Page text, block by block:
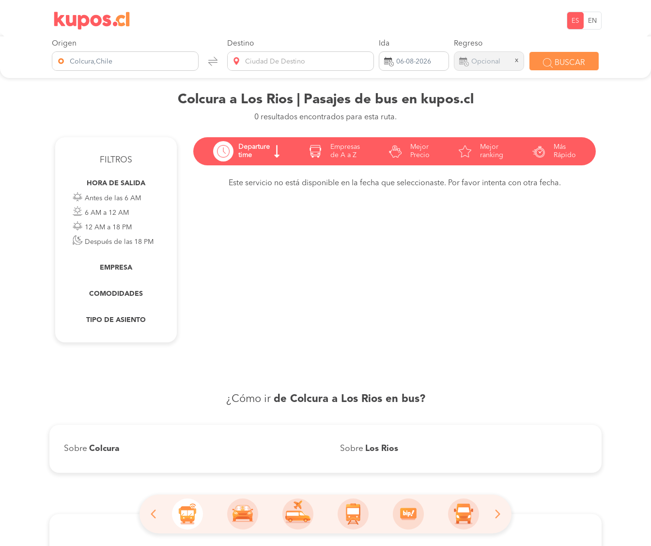
ES EN
Origen
Colcura,Chile
Destino
Ciudad De Destino
Ida Regreso
x BUSCAR
Colcura a Los Rios | Pasajes de bus en kupos.cl
0 resultados encontrados para esta ruta.
FILTROS
HORA DE SALIDA
Antes de las 6 AM
6 AM a 12 AM
12 AM a 18 PM
Después de las 18 PM
EMPRESA
COMODIDADES
TIPO DE ASIENTO
Departure
time
Empresas
de A a Z
Mejor
Precio
Mejor
ranking
Más
Rápido
Este servicio no está disponible en la fecha que seleccionaste. Por favor intenta con otra fecha.
¿Cómo ir de Colcura a Los Rios en bus?
Sobre Colcura Sobre Los Rios